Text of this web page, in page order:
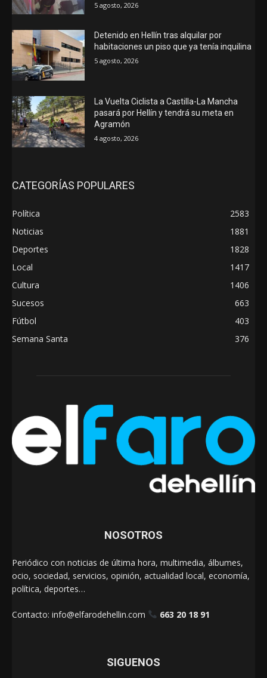
5 agosto, 2026
Detenido en Hellín tras alquilar por
habitaciones un piso que ya tenía inquilina
5 agosto, 2026
La Vuelta Ciclista a Castilla-La Mancha
pasará por Hellín y tendrá su meta en
Agramón
4 agosto, 2026
CATEGORÍAS POPULARES
Política
2583
Noticias
1881
Deportes
1828
Local
1417
Cultura
1406
Sucesos
663
Fútbol
403
Semana Santa
376
NOSOTROS
Periódico con noticias de última hora, multimedia, álbumes,
ocio, sociedad, servicios, opinión, actualidad local, economía,
política, deportes…
Contacto: info@elfarodehellin.com 663 20 18 91
SIGUENOS